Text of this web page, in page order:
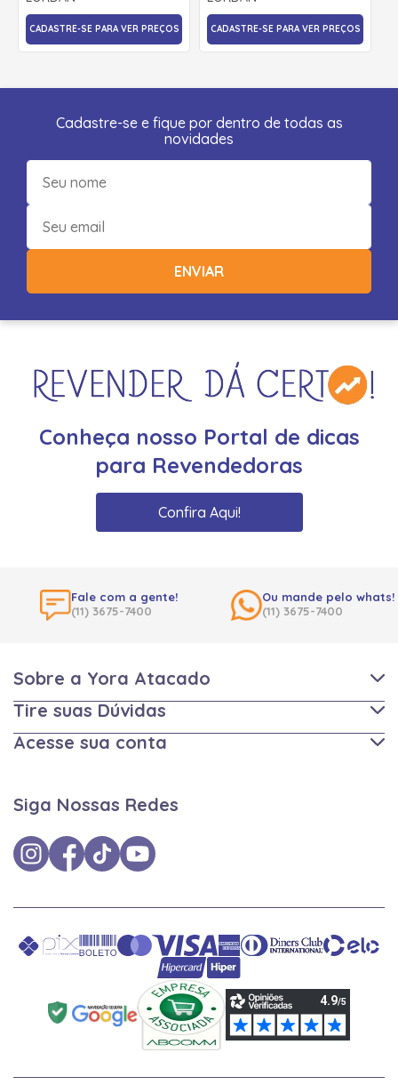
CADASTRE-SE PARA VER PREÇOS CADASTRE-SE PARA VER PREÇOS
Cadastre-se e fique por dentro de todas as
novidades
ENVIAR
Conheça nosso Portal de dicas
para Revendedoras
Confira Aqui!
Fale com a gente!
(11) 3675-7400
Ou mande pelo whats!
(11) 3675-7400
Sobre a Yora Atacado
Tire suas Dúvidas
Acesse sua conta
Siga Nossas Redes